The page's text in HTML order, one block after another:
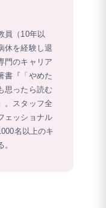
員（10年以
休を経験し退
門のキャリア
書『「やめた
思ったら読む
。スタッフ全
ェッショナル
名以上のキ